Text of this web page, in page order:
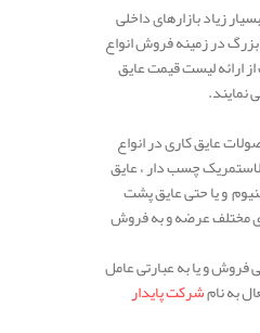
زیاد بازارهای داخلی
در زمینه فروش انواع
ارائه لیست قیمت عایق
نمایند.
عایق کاری در انواع
چسب دار ، عایق
و یا حتی عایق پشت
مختلف عرضه و به فروش
فروش و یا به عبارتی عامل
به نامشرکت پایدار